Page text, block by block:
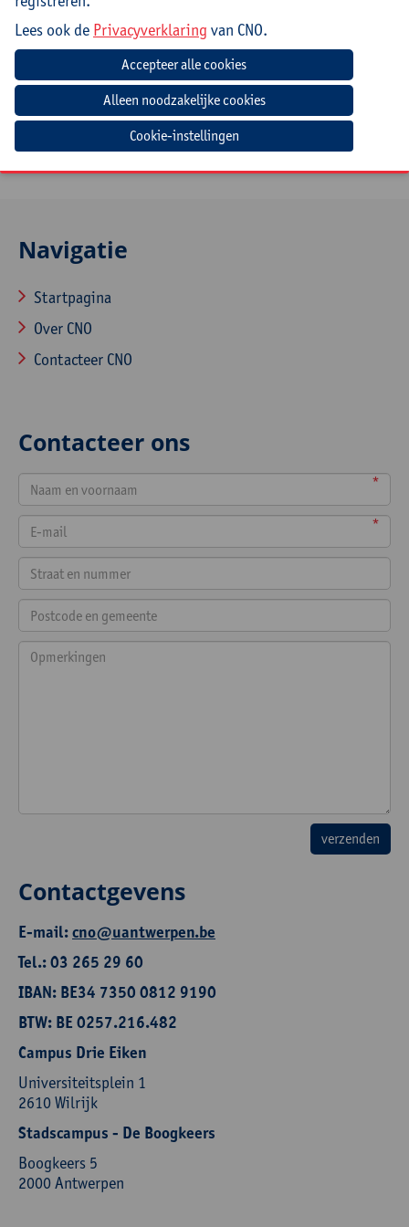
Goed om te weten
Deelnemers die ook de namiddagsessie 'Elke leerling
aan het schrijven krijgen? Ja, het kan' LINK NED/047.
volgen, kunnen een gratis lunch bekomen.
Je kan dit aangeven tijdens het inschrijvingsproces.
Navigatie
Startpagina
Over CNO
Contacteer CNO
Contacteer ons
*
*
Contactgevens
E-mail:cno@uantwerpen.be
Tel.: 03 265 29 60
IBAN: BE34 7350 0812 9190
BTW: BE 0257.216.482
Campus Drie Eiken
Universiteitsplein 1
2610 Wilrijk
Stadscampus - De Boogkeers
Boogkeers 5
2000 Antwerpen
Lees ook de Privacyverklaring van CNO.
Cookie-instellingen